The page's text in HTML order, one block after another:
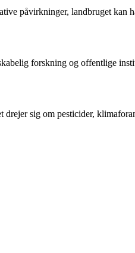
påvirkninger, landbruget kan
forskning og offentlige
sig om pesticider,